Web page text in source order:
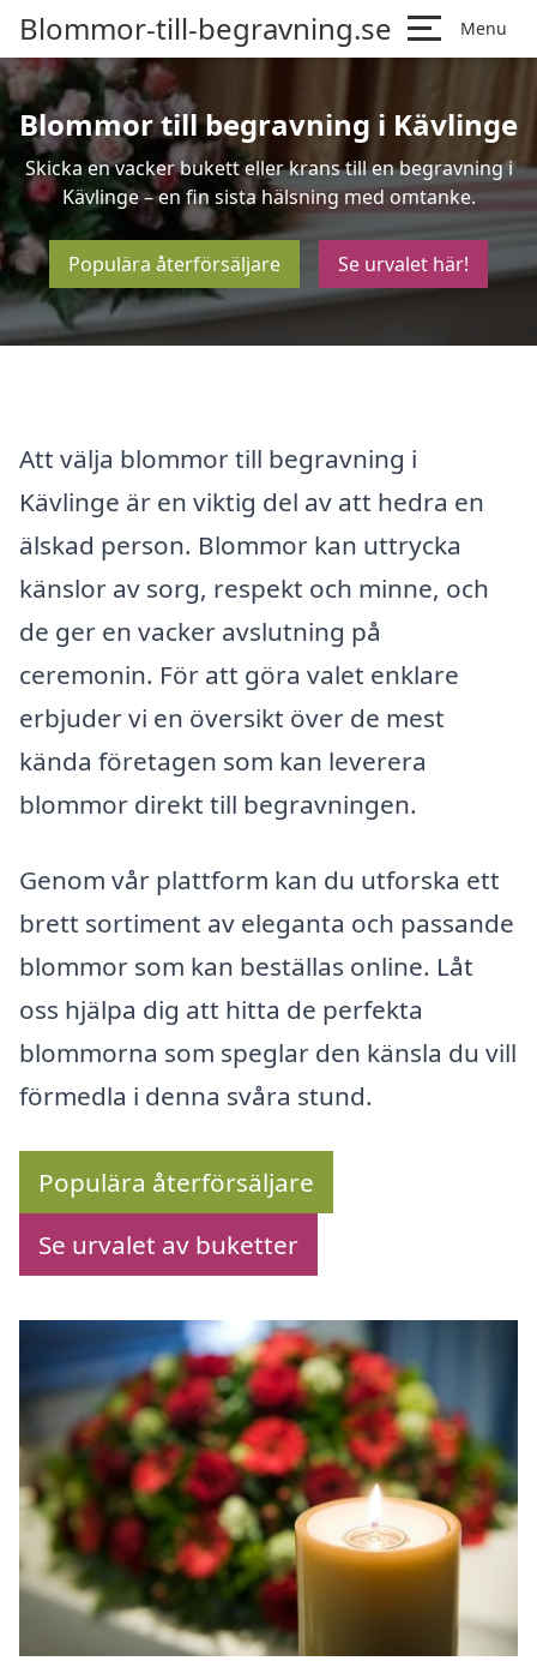
Blommor-till-begravning.se Menu
Blommor till begravning i Kävlinge
Skicka en vacker bukett eller krans till en begravning i
Kävlinge – en fin sista hälsning med omtanke.
Populära återförsäljare Se urvalet här!
Att välja blommor till begravning i
Kävlinge är en viktig del av att hedra en
älskad person. Blommor kan uttrycka
känslor av sorg, respekt och minne, och
de ger en vacker avslutning på
ceremonin. För att göra valet enklare
erbjuder vi en översikt över de mest
kända företagen som kan leverera
blommor direkt till begravningen.
Genom vår plattform kan du utforska ett
brett sortiment av eleganta och passande
blommor som kan beställas online. Låt
oss hjälpa dig att hitta de perfekta
blommorna som speglar den känsla du vill
förmedla i denna svåra stund.
Populära återförsäljare
Se urvalet av buketter